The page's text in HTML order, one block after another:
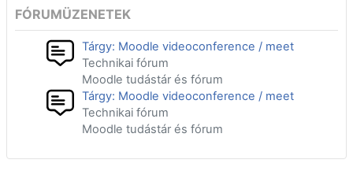
FÓRUMÜZENETEK
Tárgy: Moodle videoconference / meet
Technikai fórum
Moodle tudástár és fórum
Tárgy: Moodle videoconference / meet
Technikai fórum
Moodle tudástár és fórum